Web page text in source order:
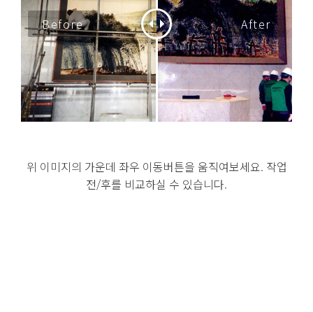
위 이미지의 가운데 좌우 이동버튼을 움직여보세요. 작업
전/후를 비교하실 수 있습니다.